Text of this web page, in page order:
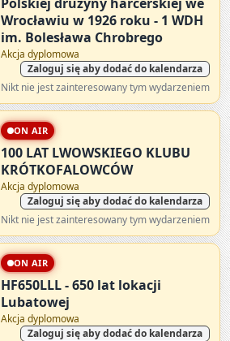
Wrocławiu w 1926 roku - 1 WDH
im. Bolesława Chrobrego
Akcja dyplomowa
Zaloguj się aby dodać do kalendarza
Nikt nie jest zainteresowany tym wydarzeniem
ON AIR
100 LAT LWOWSKIEGO KLUBU
KRÓTKOFALOWCÓW
Akcja dyplomowa
Zaloguj się aby dodać do kalendarza
Nikt nie jest zainteresowany tym wydarzeniem
ON AIR
HF650LLL - 650 lat lokacji
Lubatowej
Akcja dyplomowa
Zaloguj się aby dodać do kalendarza